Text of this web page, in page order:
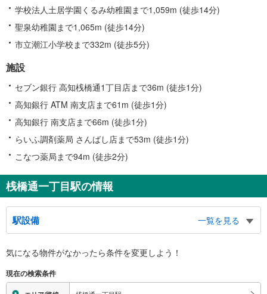
学校法人土居学園くるみ幼稚園まで1,059m (徒歩14分)
聖泉幼稚園まで1,065m (徒歩14分)
市立潮江小学校まで332m (徒歩5分)
施設
セブン銀行 高知桟橋通1丁目店まで36m (徒歩1分)
高知銀行 ATM 南支店まで61m (徒歩1分)
高知銀行 南支店まで66m (徒歩1分)
らいふ調剤薬局 さんばし店まで53m (徒歩1分)
こなつ薬局まで94m (徒歩2分)
桟橋通一丁目駅の情報
駅設備
一覧を見る
※段差なしでの移動経路
地上⇔ホーム：○
スロープ
気になる物件がなかったら条件を変更しよう！
現在の検索条件